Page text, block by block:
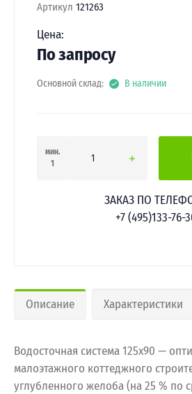
Артикул 121263
Цена:
По запросу
Основной склад: В наличии
мин.
1
ЗАКАЗ ПО
+7 (495)133-76-
Описание Характеристики
Водосточная система 125х90 —
малоэтажного коттеджного
углубленного желоба (на 25 % по